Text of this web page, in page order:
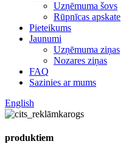
Uzņēmuma šovs
Rūpnīcas apskate
Pieteikums
Jaunumi
Uzņēmuma ziņas
Nozares ziņas
FAQ
Sazinies ar mums
English
produktiem